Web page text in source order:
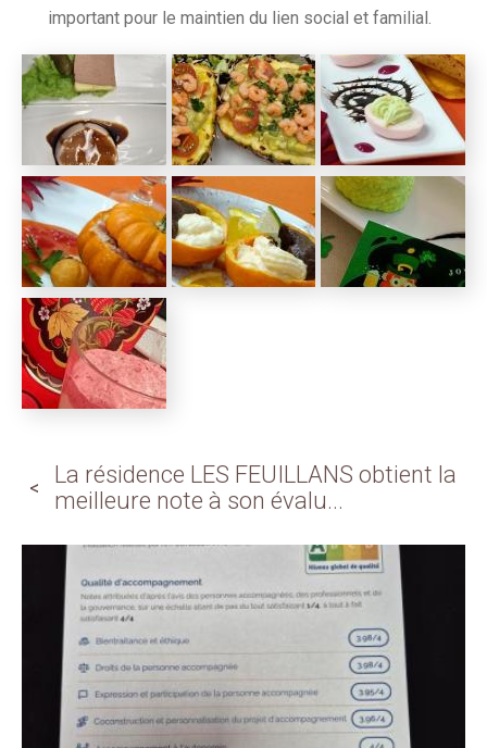
important pour le maintien du lien social et familial.
La résidence LES FEUILLANS obtient la
meilleure note à son évalu...